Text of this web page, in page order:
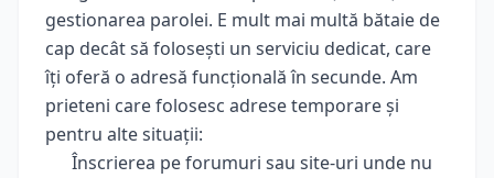
gestionarea parolei. E mult mai multă bătaie de
cap decât să folosești un serviciu dedicat, care
îți oferă o adresă funcțională în secunde. Am
prieteni care folosesc adrese temporare și
pentru alte situații:
Înscrierea pe forumuri sau site-uri unde nu